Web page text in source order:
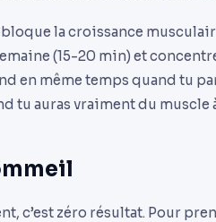
la croissance
(15-20 min) et
en même temps quand tu
tu auras vraiment du muscle
c’est zéro résultat. Pour